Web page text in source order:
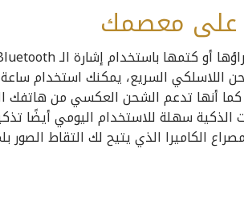
معصمك
لمدة 10 ساعات. كما أنها تدعم الشحن العكسي
الذكية سهلة للاستخدام اليومي أيضًا
الكاميرا الذي يتيح لك التقاط